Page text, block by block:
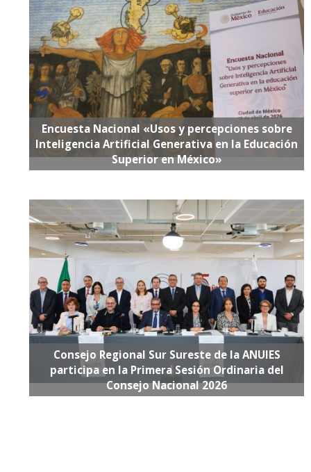
Encuesta Nacional «Usos y percepciones sobre
Inteligencia Artificial Generativa en la Educación
Superior en México»
Consejo Regional Sur Sureste de la ANUIES
participa en la Primera Sesión Ordinaria del
Consejo Nacional 2026